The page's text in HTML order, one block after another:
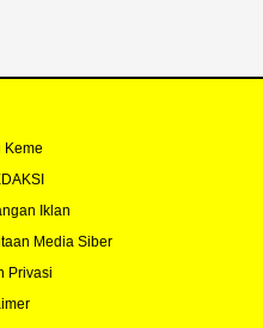
Keme
Iklan
Media Siber
Privasi